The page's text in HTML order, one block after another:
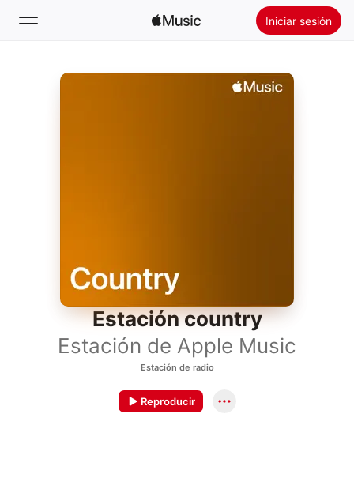
Iniciar sesión
Buscar
Estación country
Estación de Apple Music
Estación de radio
Reproducir